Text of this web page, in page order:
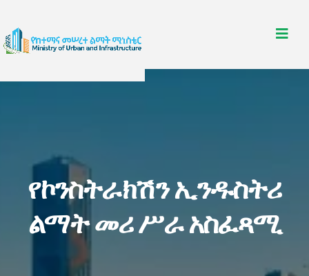
የኮንስትራክሽን ኢንዱስትሪ
ልማት መሪ ሥራ አስፈጻሚ